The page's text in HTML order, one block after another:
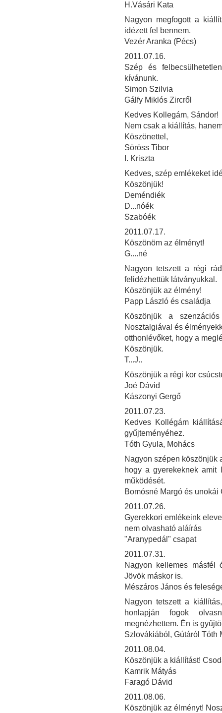
H.Vásári Kata
Nagyon megfogott a
idézett fel bennem.
Vezér Aranka (Pécs)
2011.07.16.
Szép és
kívánunk.
Simon Szilvia
Gálfy Miklós Zircről
Kedves Kollegám, Sándor!
Nem csak a kiállítás,
Köszönettel,
Söröss Tibor
I. Kriszta
Kedves, szép emlékeket
Köszönjük!
Deméndiék
D...nóék
Szabóék
2011.07.17.
Köszönöm az élményt!
G....né
Nagyon tetszett a régi
felidézhettük látványukkal.
Köszönjük az élmény!
Papp László és családja
Köszönjük a
Nosztalgiával és
otthonlévőket, hogy a
Köszönjük.
T...J..
Köszönjük a régi kor
Joé Dávid
Kászonyi Gergő
2011.07.23.
Kedves Kollégám
gyűjteményéhez.
Tóth Gyula, Mohács
Nagyon szépen köszönjük
hogy a gyerekeknek amit
működését.
Bomósné Margó és
2011.07.26.
Gyerekkori emlékeink
nem olvasható aláírás
"Aranypedál" csapat
2011.07.31.
Nagyon kellemes másfél
Jövök máskor is.
Mészáros János és
Nagyon tetszett a
honlapján fogok
megnézhettem. Én is
Szlovákiából, Gútáról Tóth
2011.08.04.
Köszönjük a kiállítást!
Kamrik Mátyás
Faragó Dávid
2011.08.06.
Köszönjük az élményt!